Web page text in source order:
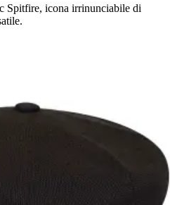
Spitfire, icona irrinunciabile di